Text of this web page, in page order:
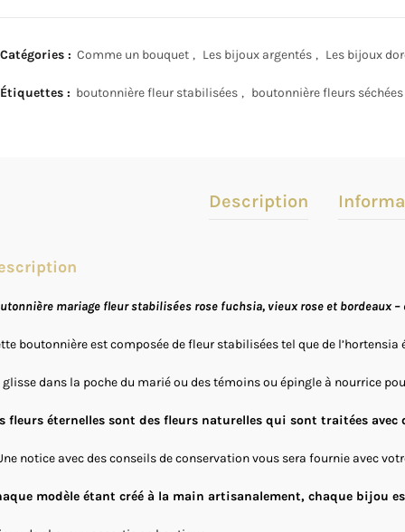
Catégories : Comme un bouquet , Les bijoux argentés , Les bijoux
Étiquettes : boutonnière fleur stabilisées , boutonnière fleurs séchées
Description
mariage fleur stabilisées rose fuchsia, vieux rose et bordeaux –
boutonnière est composée de fleur stabilisées tel que de l’hortensia
glisse dans la poche du marié ou des témoins ou épingle à nourrice
fleurs éternelles sont des fleurs naturelles qui sont traitées
notice avec des conseils de conservation vous sera fournie avec
modèle étant créé à la main artisanalement, chaque bijou